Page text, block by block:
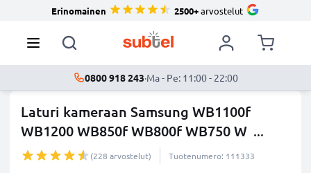
Erinomainen 2500+arvostelut
0800 918 243·Ma - Pe: 11:00 - 22:00
Laturi kameraan Samsung WB1100f
WB1200 WB850f WB800f WB750 W ...
lisää
(228 arvostelut) Tuotenumero: 111333